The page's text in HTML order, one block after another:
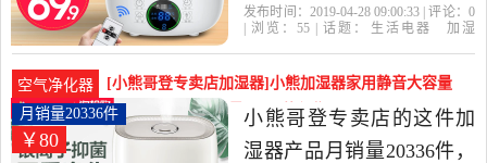
迷你香薰机是2019年美菱
当中性价比很高的加湿
器，由上海发货。
发布时间：2019-04-28 09:00:33 | 评论： 0
| 浏览： 55 | 话题： 生活电器
加湿
空气净化器
[小熊哥登专卖店加湿器]小熊加湿器家用静音大容量
空调卧室孕妇月销量20336件仅售79.9元
￥80
月销量20336件
小熊哥登专卖店的这件加
湿器产品月销量20336件，